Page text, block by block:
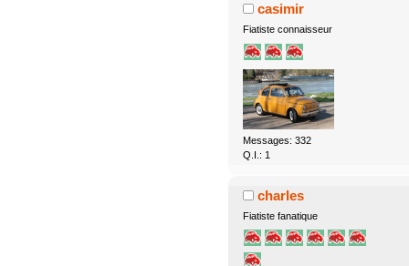
casimir
Fiatiste connaisseur
Messages: 332
Q.I.: 1
charles
Fiatiste fanatique